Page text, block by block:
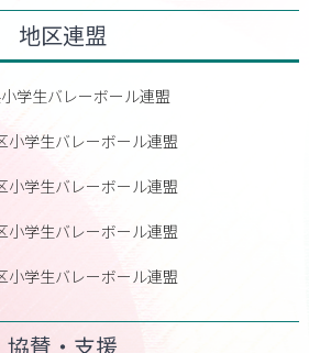
地区連盟
学生バレーボール連盟
小学生バレーボール連盟
小学生バレーボール連盟
小学生バレーボール連盟
小学生バレーボール連盟
協賛・支援